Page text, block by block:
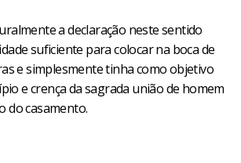
a declaração neste sentido
suficiente para colocar na boca de
e simplesmente tinha como objetivo
e crença da sagrada união de homem
do casamento.